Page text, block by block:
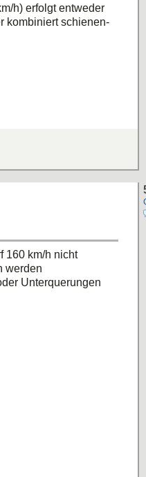
h) erfolgt entweder
kombiniert schienen-
160 km/h nicht
werden
Unterquerungen